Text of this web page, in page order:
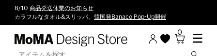
8/10 商品発送休業のお知らせ
カラフルなタオル&スリッパ。 韓国発Banaco Pop-Up開催
0